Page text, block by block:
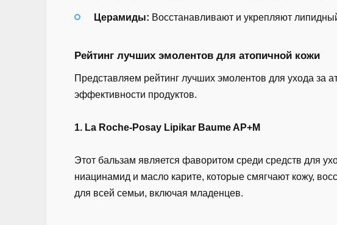
Церамиды: Восстанавливают и укрепляют
Рейтинг лучших эмолентов для атопичной кожи
Представляем рейтинг лучших эмолентов для ухода за
эффективности продуктов.
1. La Roche-Posay Lipikar Baume AP+M
Этот бальзам является фаворитом среди средств для
ниацинамид и масло карите, которые смягчают кожу,
для всей семьи, включая младенцев.